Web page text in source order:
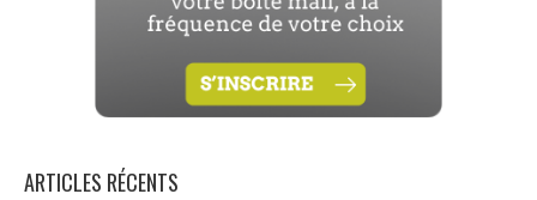
ARTICLES RÉCENTS